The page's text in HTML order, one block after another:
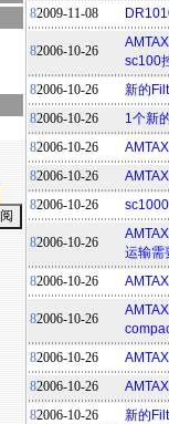
82009-11-08
82006-10-26
sc100
82006-10-26
新的
82006-10-26
1个新
82006-10-26
82006-10-26
82006-10-26
82006-10-26
运输需
82006-10-26
82006-10-26
82006-10-26
82006-10-26
82006-10-26 新的